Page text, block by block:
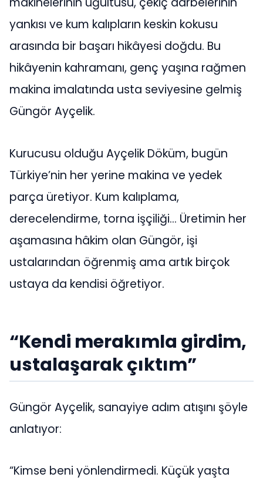
yankısı ve kum kalıpların keskin kokusu
arasında bir başarı hikâyesi doğdu. Bu
hikâyenin kahramanı, genç yaşına rağmen
makina imalatında usta seviyesine gelmiş
Güngör Ayçelik.
Kurucusu olduğu Ayçelik Döküm, bugün
Türkiye’nin her yerine makina ve yedek
parça üretiyor. Kum kalıplama,
derecelendirme, torna işçiliği… Üretimin her
aşamasına hâkim olan Güngör, işi
ustalarından öğrenmiş ama artık birçok
ustaya da kendisi öğretiyor.
“Kendi merakımla girdim,
ustalaşarak çıktım”
Güngör Ayçelik, sanayiye adım atışını şöyle
anlatıyor:
“Kimse beni yönlendirmedi. Küçük yaşta